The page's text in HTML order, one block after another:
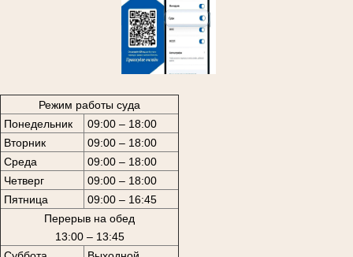
Режим работы суда
Понедельник
09:00 – 18:00
Вторник
09:00 – 18:00
Среда
09:00 – 18:00
Четверг
09:00 – 18:00
Пятница
09:00 – 16:45
Перерыв на обед
13:00 – 13:45